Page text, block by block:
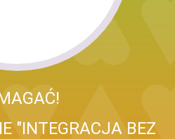
"INTEGRACJA BEZ